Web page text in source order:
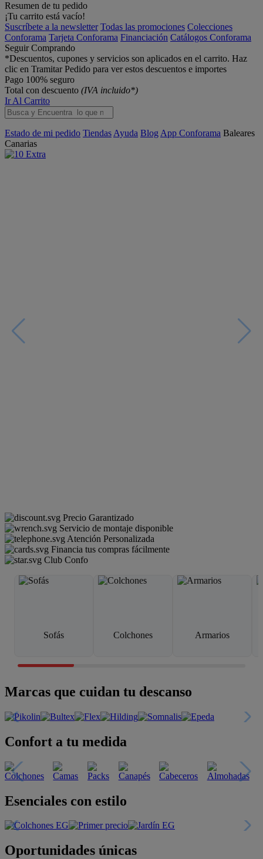
Resumen de tu pedido
¡Tu carrito está vacío!
Suscríbete a la newsletter Todas las promociones Colecciones
Conforama Tarjeta Conforama Financiación Catálogos Conforama
Seguir Comprando
*Descuentos, cupones y servicios son aplicados en el carrito. Haz
clic en Tramitar Pedido para ver estos descuentos e importes
Pago 100% seguro
Total con descuento (IVA incluido*)
Ir Al Carrito
Estado de mi pedido Tiendas Ayuda Blog App Conforama Baleares
Canarias
Precio Garantizado
Servicio de montaje disponible
Atención Personalizada
Financia tus compras fácilmente
Club Confo
Sofás Colchones Armarios
Marcas que cuidan tu descanso
Confort a tu medida
Esenciales con estilo
Oportunidades únicas